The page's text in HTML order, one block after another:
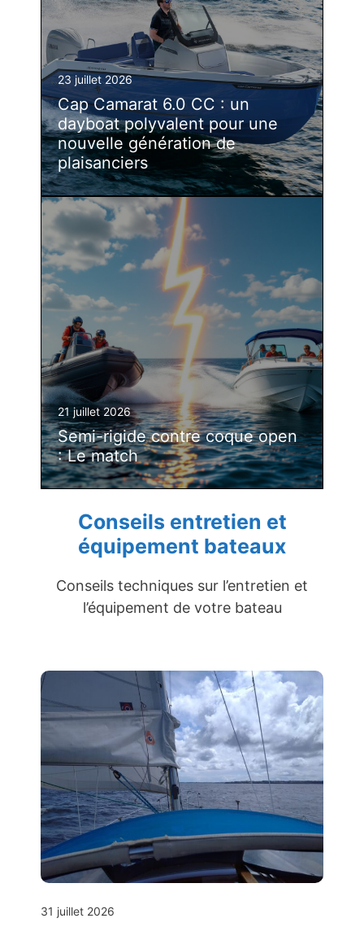
23 juillet 2026
Cap Camarat 6.0 CC : un
dayboat polyvalent pour une
nouvelle génération de
plaisanciers
21 juillet 2026
Semi-rigide contre coque open
: Le match
Conseils entretien et
équipement bateaux
Conseils techniques sur l’entretien et
l’équipement de votre bateau
31 juillet 2026